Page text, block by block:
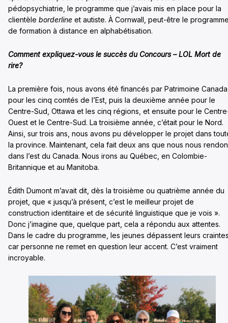
pédopsychiatrie, le programme que j’avais mis en place pour la
clientèle borderline et autiste. À Cornwall, peut-être le
de formation à distance en alphabétisation.
Comment expliquez-vous le succès du Concours – LOL Mort de
rire?
La première fois, nous avons été financés par Patrimoine Canada
pour les cinq comtés de l’Est, puis la deuxième année pour le
Centre-Sud, Ottawa et les cinq régions, et ensuite pour le
Ouest et le Centre-Sud. La troisième année, c’était pour le Nord.
Ainsi, sur trois ans, nous avons pu développer le projet dans
la province. Maintenant, cela fait deux ans que nous nous
dans l’est du Canada. Nous irons au Québec, en Colombie-
Britannique et au Manitoba.
Édith Dumont m’avait dit, dès la troisième ou quatrième année du
projet, que « jusqu’à présent, c’est le meilleur projet de
construction identitaire et de sécurité linguistique que je vois ».
Donc j’imagine que, quelque part, cela a répondu aux attentes.
Dans le cadre du programme, les jeunes dépassent leurs
car personne ne remet en question leur accent. C’est vraiment
incroyable.